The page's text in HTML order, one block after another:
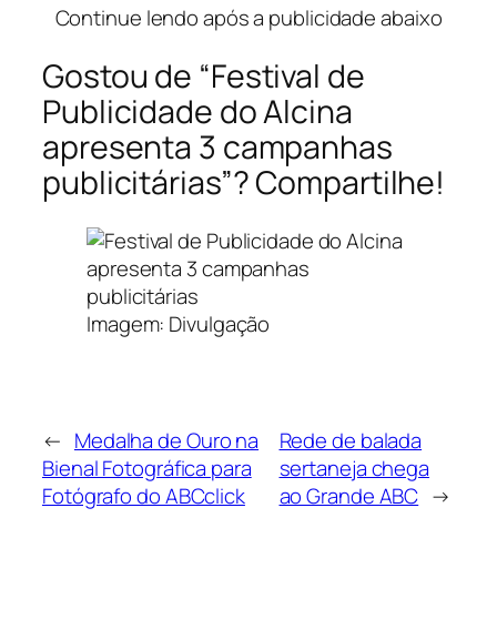
Continue lendo após a publicidade abaixo
Gostou de “Festival de
Publicidade do Alcina
apresenta 3 campanhas
publicitárias”? Compartilhe!
Imagem: Divulgação
← Medalha de Ouro na
Bienal Fotográfica para
Fotógrafo do ABCclick
Rede de balada
sertaneja chega
ao Grande ABC →